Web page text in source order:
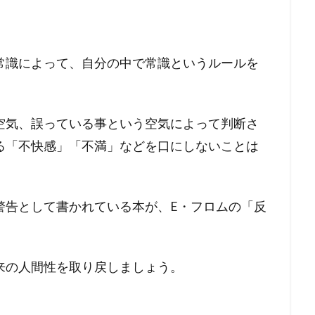
によって、自分の中で常識というルールを
、誤っている事という空気によって判断さ
不快感」「不満」などを口にしないことは
として書かれている本が、E・フロムの「反
人間性を取り戻しましょう。